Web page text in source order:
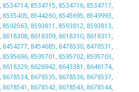
, 8534714, 8534715, 8534716, 8534717,
, 8535405, 8544260, 8545695, 8549993,
, 8592563, 8593811 , 8593812, 8593813,
, 8618308, 8618309, 8618310, 8618311 ,
, 8454277, 8454685, 8478530, 8478531 ,
, 8595696, 8595701 , 8595702, 8595703,
, 8618329, 8626942, 8643381 , 8646174,
, 8678534, 8678535, 8678536, 8678537,
, 8678541 , 8678542, 8678543, 8678544,